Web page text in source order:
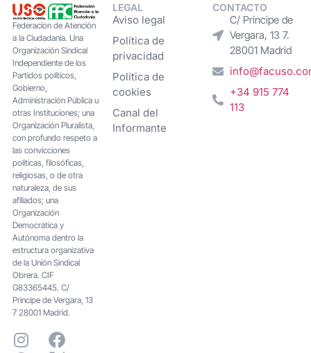
Federacion de Atención
a la Ciudadanía. Una
Organización Sindical
Independiente de los
Partidos políticos,
Gobierno,
Administración Pública u
otras Instituciones; una
Organización Pluralista,
con profundo respeto a
las convicciones
políticas, filosóficas,
religiosas, o de otra
naturaleza, de sus
afiliados; una
Organización
Democrática y
Autónoma dentro la
estructura organizativa
de la Unión Sindical
Obrera. CIF
G83365445. C/
Principe de Vergara, 13
7 28001 Madrid.
LEGAL
Aviso legal
Política de
privacidad
Política de
cookies
Canal del
Informante
CONTACTO
C/ Príncipe de
Vergara, 13 7.
28001 Madrid
+34 915 774
113